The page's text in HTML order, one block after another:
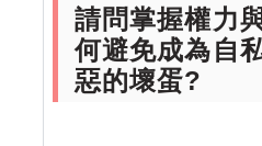
請問掌握權力
何避免成為自
惡的壞蛋?